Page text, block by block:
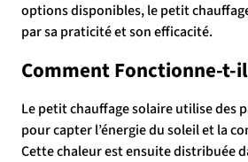
options disponibles, le petit
par sa praticité et son efficacité.
Comment Fonctionne-t-
Le petit chauffage solaire utilise des
pour capter l’énergie du soleil et la
Cette chaleur est ensuite distribuée